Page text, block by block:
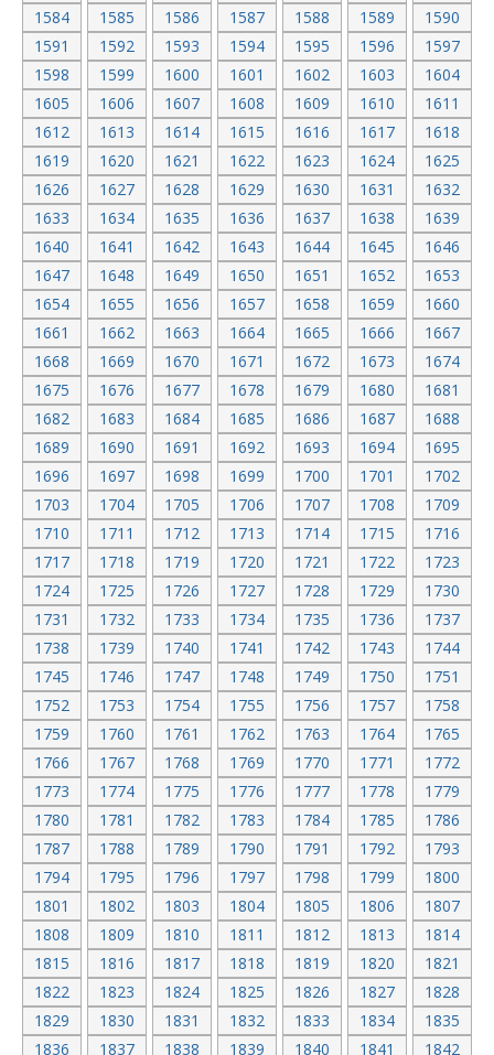
1584
1585 1586 1587 1588 1589
1590
1591
1592 1593 1594 1595 1596
1597
1598
1599 1600 1601 1602 1603
1604
1605
1606 1607 1608 1609 1610
1611
1612
1613 1614 1615 1616 1617
1618
1619
1620 1621 1622 1623 1624
1625
1626
1627 1628 1629 1630 1631
1632
1633
1634 1635 1636 1637 1638
1639
1640
1641 1642 1643 1644 1645
1646
1647
1648 1649 1650 1651 1652
1653
1654
1655 1656 1657 1658 1659
1660
1661
1662 1663 1664 1665 1666
1667
1668
1669 1670 1671 1672 1673
1674
1675
1676 1677 1678 1679 1680
1681
1682
1683 1684 1685 1686 1687
1688
1689
1690 1691 1692 1693 1694
1695
1696
1697 1698 1699 1700 1701
1702
1703
1704 1705 1706 1707 1708
1709
1710
1711 1712 1713 1714 1715
1716
1717
1718 1719 1720 1721 1722
1723
1724
1725 1726 1727 1728 1729
1730
1731
1732 1733 1734 1735 1736
1737
1738
1739 1740 1741 1742 1743
1744
1745
1746 1747 1748 1749 1750
1751
1752
1753 1754 1755 1756 1757
1758
1759
1760 1761 1762 1763 1764
1765
1766
1767 1768 1769 1770 1771
1772
1773
1774 1775 1776 1777 1778
1779
1780
1781 1782 1783 1784 1785
1786
1787
1788 1789 1790 1791 1792
1793
1794
1795 1796 1797 1798 1799
1800
1801
1802 1803 1804 1805 1806
1807
1808
1809 1810 1811 1812 1813
1814
1815
1816 1817 1818 1819 1820
1821
1822
1823 1824 1825 1826 1827
1828
1829
1830 1831 1832 1833 1834
1835
1836
1837 1838 1839 1840 1841
1842